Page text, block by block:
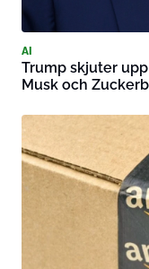
AI
Trump skjuter
Musk och